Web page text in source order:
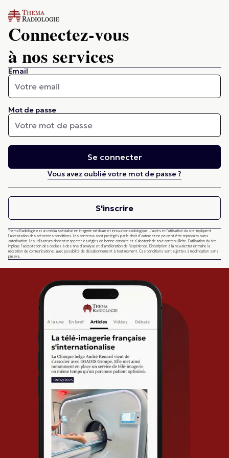
Connectez-vous
à nos services
Email
Mot de passe
Se connecter
Vous avez oublié votre mot de passe ?
S'inscrire
Thema Radiologie est un média spécialisé en imagerie médicale et innovation radiologique. L’accès et l’utilisation du site impliquent
l’acceptation des présentes conditions. Les contenus sont protégés par le droit d’auteur et ne peuvent être reproduits sans
autorisation. Les utilisateurs doivent respecter les règles de bonne conduite et s’abstenir de tout contenu illicite. L’utilisation du site
implique l’acceptation des cookies à des fins d’analyse et d’amélioration de l’expérience. L’inscription à la newsletter entraîne la
réception de communications, avec possibilité de désabonnement à tout moment. Ces conditions sont sujettes à modification sans
préavis.